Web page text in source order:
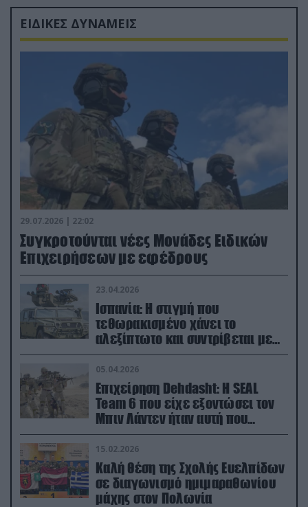
ΕΙΔΙΚΕΣ ΔΥΝΑΜΕΙΣ
29.07.2026 | 22:02
Συγκροτούνται νέες Μονάδες Ειδικών
Επιχειρήσεων με εφέδρους
23.04.2026
Ισπανία: Η στιγμή που
τεθωρακισμένο χάνει το
αλεξίπτωτο και συντρίβεται με
ορμή στο έδαφος (βίντεο)
05.04.2026
Επιχείρηση Dehdasht: Η SEAL
Team 6 που είχε εξοντώσει τον
Μπιν Λάντεν ήταν αυτή που
διέσωσε τον πιλότο του F-15
15.02.2026
Καλή θέση της Σχολής Ευελπίδων
σε διαγωνισμό ημιμαραθωνίου
μάχης στον Πολωνία